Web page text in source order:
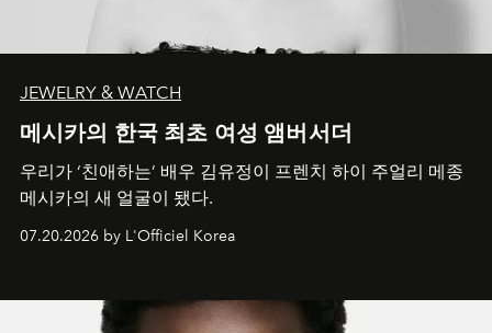
JEWELRY & WATCH
메시카의 한국 최초 여성 앰버서더
우리가 ‘친애하는’ 배우 김유정이 프렌치 하이 주얼리 메종
메시카의 새 얼굴이 됐다.
07.20.2026 by L'Officiel Korea